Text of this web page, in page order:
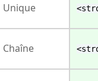
Unique
Chaîne